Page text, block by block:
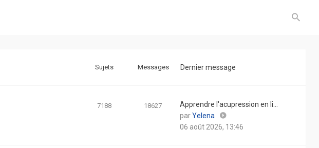
Sujets Messages Dernier message
7188 18627
Apprendre l'acupression en li…
parYelena
Consulter
le
06 août 2026, 13:46